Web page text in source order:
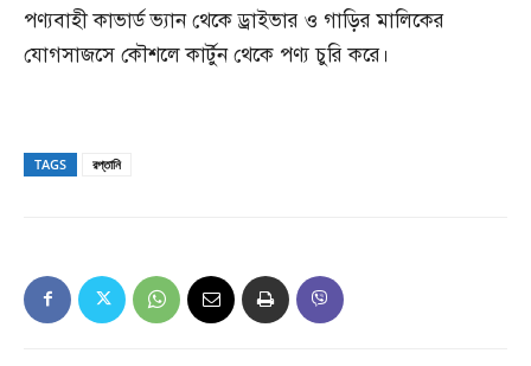
পণ্যবাহী কাভার্ড ভ্যান থেকে ড্রাইভার ও গাড়ির মালিকের
যোগসাজসে কৌশলে কার্টুন থেকে পণ্য চুরি করে।
TAGS রপ্তানি